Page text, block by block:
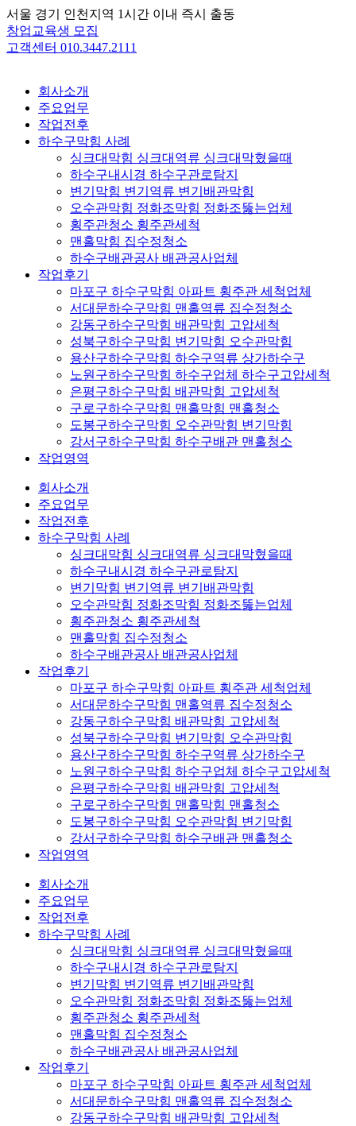
Skip
to
content
서울 경기 인천지역 1시간 이내 즉시 출동
창업교육생 모집
고객센터 010.3447.2111
회사소개
주요업무
작업전후
하수구막힘 사례
싱크대막힘 싱크대역류 싱크대막혔을때
하수구내시경 하수구관로탐지
변기막힘 변기역류 변기배관막힘
오수관막힘 정화조막힘 정화조뚫는업체
횡주관청소 횡주관세척
맨홀막힘 집수정청소
하수구배관공사 배관공사업체
작업후기
마포구 하수구막힘 아파트 횡주관 세척업체
서대문하수구막힘 맨홀역류 집수정청소
강동구하수구막힘 배관막힘 고압세척
성북구하수구막힘 변기막힘 오수관막힘
용산구하수구막힘 하수구역류 상가하수구
노원구하수구막힘 하수구업체 하수구고압세척
은평구하수구막힘 배관막힘 고압세척
구로구하수구막힘 맨홀막힘 맨홀청소
도봉구하수구막힘 오수관막힘 변기막힘
강서구하수구막힘 하수구배관 맨홀청소
작업영역
회사소개
주요업무
작업전후
하수구막힘 사례
싱크대막힘 싱크대역류 싱크대막혔을때
하수구내시경 하수구관로탐지
변기막힘 변기역류 변기배관막힘
오수관막힘 정화조막힘 정화조뚫는업체
횡주관청소 횡주관세척
맨홀막힘 집수정청소
하수구배관공사 배관공사업체
작업후기
마포구 하수구막힘 아파트 횡주관 세척업체
서대문하수구막힘 맨홀역류 집수정청소
강동구하수구막힘 배관막힘 고압세척
성북구하수구막힘 변기막힘 오수관막힘
용산구하수구막힘 하수구역류 상가하수구
노원구하수구막힘 하수구업체 하수구고압세척
은평구하수구막힘 배관막힘 고압세척
구로구하수구막힘 맨홀막힘 맨홀청소
도봉구하수구막힘 오수관막힘 변기막힘
강서구하수구막힘 하수구배관 맨홀청소
작업영역
회사소개
주요업무
작업전후
하수구막힘 사례
싱크대막힘 싱크대역류 싱크대막혔을때
하수구내시경 하수구관로탐지
변기막힘 변기역류 변기배관막힘
오수관막힘 정화조막힘 정화조뚫는업체
횡주관청소 횡주관세척
맨홀막힘 집수정청소
하수구배관공사 배관공사업체
작업후기
마포구 하수구막힘 아파트 횡주관 세척업체
서대문하수구막힘 맨홀역류 집수정청소
강동구하수구막힘 배관막힘 고압세척